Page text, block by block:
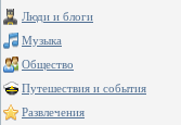
Люди и блоги
Музыка
Общество
Путешествия и события
Развлечения